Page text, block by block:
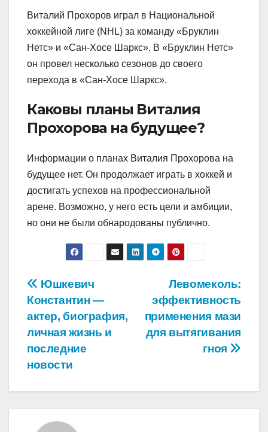
Виталий Прохоров играл в Национальной
хоккейной лиге (NHL) за команду «Бруклин
Нетс» и «Сан-Хосе Шаркс». В «Бруклин Нетс»
он провел несколько сезонов до своего
перехода в «Сан-Хосе Шаркс».
Каковы планы Виталия
Прохорова на будущее?
Информации о планах Виталия Прохорова на
будущее нет. Он продолжает играть в хоккей и
достигать успехов на профессиональной
арене. Возможно, у него есть цели и амбиции,
но они не были обнародованы публично.
Навигация
по
записям
Левомеколь:
эффективность
применения мази
для вытягивания
гноя
Юшкевич
Константин —
актер, биография,
личная жизнь и
последние
новости